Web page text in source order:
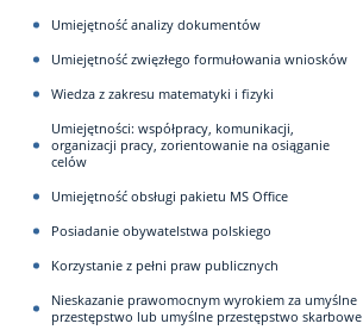
Umiejętność analizy dokumentów
Umiejętność zwięzłego formułowania wniosków
Wiedza z zakresu matematyki i fizyki
Umiejętności: współpracy, komunikacji,
organizacji pracy, zorientowanie na osiąganie
celów
Umiejętność obsługi pakietu MS Office
Posiadanie obywatelstwa polskiego
Korzystanie z pełni praw publicznych
Nieskazanie prawomocnym wyrokiem za umyślne
przestępstwo lub umyślne przestępstwo skarbowe